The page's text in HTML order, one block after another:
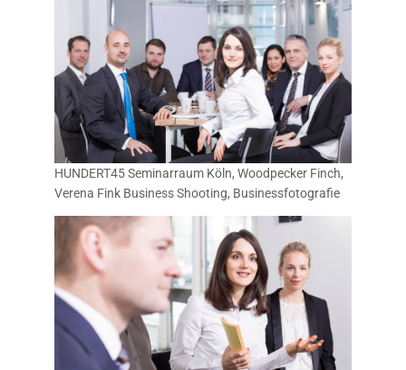
HUNDERT45 Seminarraum Köln, Woodpecker Finch,
Verena Fink Business Shooting, Businessfotografie